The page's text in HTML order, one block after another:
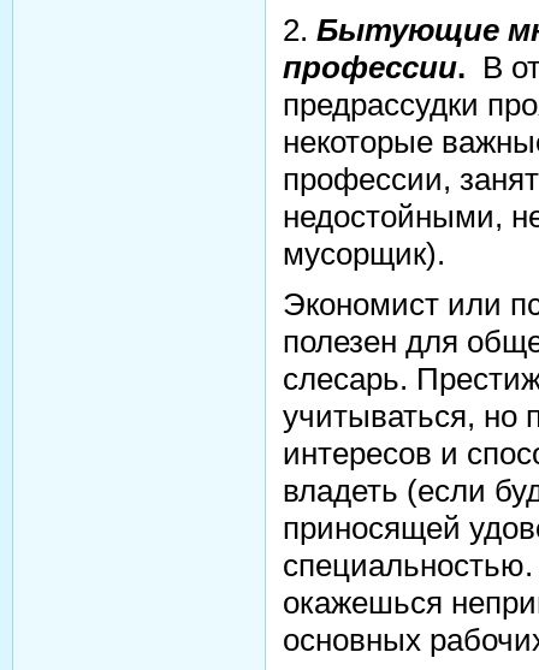
2. Бытующие
профессии. В
предрассудки
некоторые
профессии,
недостойными,
мусорщик).
Экономист или
полезен для
слесарь.
учитываться, но
интересов и
владеть (если
приносящей
окажешься
основных